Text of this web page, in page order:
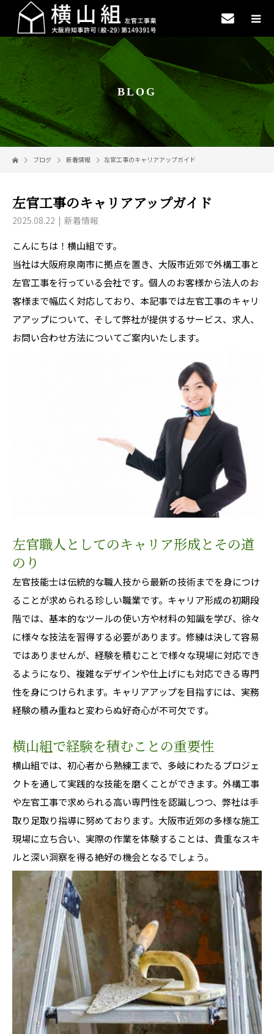
BLOG
ブログ 新着情報 左官工事のキャリアアップガイド
左官工事のキャリアアップガイド
2025.08.22 新着情報
こんにちは！横山組です。
当社は大阪府泉南市に拠点を置き、大阪市近郊で外構工事と
左官工事を行っている会社です。個人のお客様から法人のお
客様まで幅広く対応しており、本記事では左官工事のキャリ
アアップについて、そして弊社が提供するサービス、求人、
お問い合わせ方法についてご案内いたします。
左官職人としてのキャリア形成とその道
のり
左官技能士は伝統的な職人技から最新の技術までを身につけ
ることが求められる珍しい職業です。キャリア形成の初期段
階では、基本的なツールの使い方や材料の知識を学び、徐々
に様々な技法を習得する必要があります。修練は決して容易
ではありませんが、経験を積むことで様々な現場に対応でき
るようになり、複雑なデザインや仕上げにも対応できる専門
性を身につけられます。キャリアアップを目指すには、実務
経験の積み重ねと変わらぬ好奇心が不可欠です。
横山組で経験を積むことの重要性
横山組では、初心者から熟練工まで、多岐にわたるプロジェ
クトを通して実践的な技能を磨くことができます。外構工事
や左官工事で求められる高い専門性を認識しつつ、弊社は手
取り足取り指導に努めております。大阪市近郊の多様な施工
現場に立ち合い、実際の作業を体験することは、貴重なスキ
ルと深い洞察を得る絶好の機会となるでしょう。